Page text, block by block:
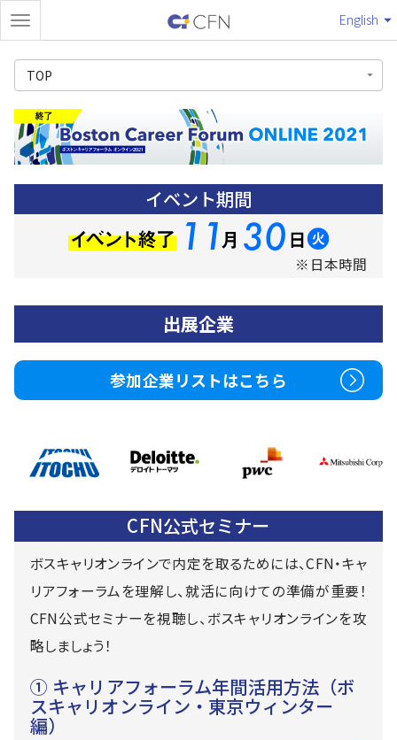
English
TOP
イベント期間
※日本時間
出展企業
参加企業リストはこちら
CFN公式セミナー
ボスキャリオンラインで内定を取るためには、CFN・キャ
リアフォーラムを理解し、就活に向けての準備が重要！
CFN公式セミナーを視聴し、ボスキャリオンラインを攻
略しましょう！
① キャリアフォーラム年間活用方法（ボ
スキャリオンライン・東京ウィンター
編）